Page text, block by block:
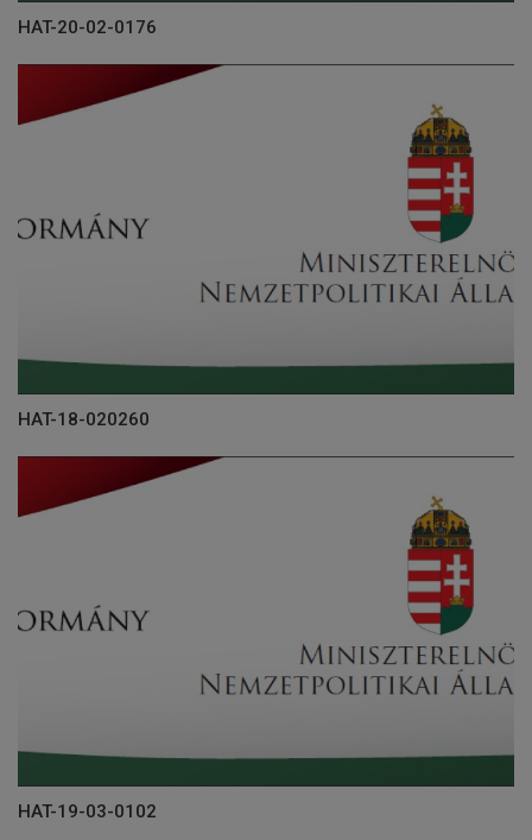
HAT-20-02-0176
HAT-18-020260
HAT-19-03-0102